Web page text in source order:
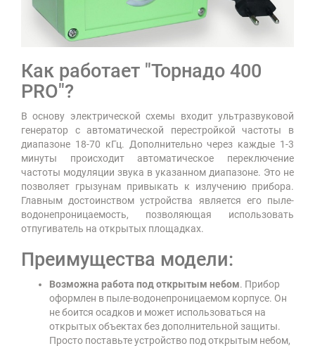
Как работает "Торнадо 400
PRO"?
В основу электрической схемы входит ультразвуковой
генератор с автоматической перестройкой частоты в
диапазоне 18-70 кГц. Дополнительно через каждые 1-3
минуты происходит автоматическое переключение
частоты модуляции звука в указанном диапазоне. Это не
позволяет грызунам привыкать к излучению прибора.
Главным достоинством устройства является его пыле-
водонепроницаемость, позволяющая использовать
отпугиватель на открытых площадках.
Преимущества модели:
Возможна работа под открытым небом. Прибор
оформлен в пыле-водонепроницаемом корпусе. Он
не боится осадков и может использоваться на
открытых объектах без дополнительной защиты.
Просто поставьте устройство под открытым небом,